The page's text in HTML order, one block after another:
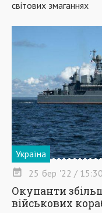
світових змаганнях
Україна
25 бер '22 / 15:30
Окупанти
військових